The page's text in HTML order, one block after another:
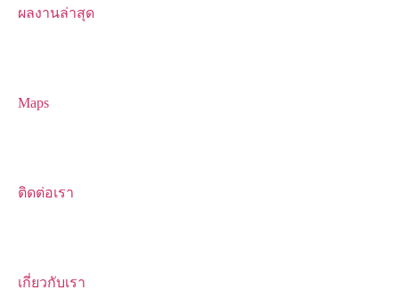
ผลงานล่าสุด
Maps
ติดต่อเรา
เกี่ยวกับเรา